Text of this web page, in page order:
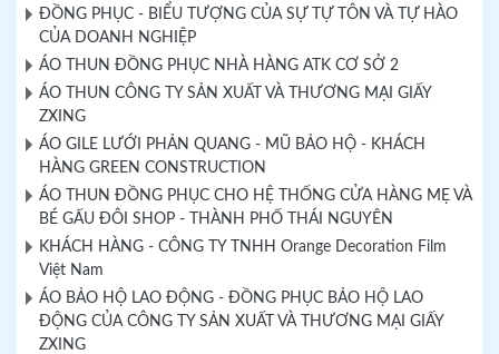
ĐỒNG PHỤC - BIỂU TƯỢNG CỦA SỰ TỰ TÔN VÀ TỰ HÀO
CỦA DOANH NGHIỆP
ÁO THUN ĐỒNG PHỤC NHÀ HÀNG ATK CƠ SỞ 2
ÁO THUN CÔNG TY SẢN XUẤT VÀ THƯƠNG MẠI GIẤY
ZXING
ÁO GILE LƯỚI PHẢN QUANG - MŨ BẢO HỘ - KHÁCH
HÀNG GREEN CONSTRUCTION
ÁO THUN ĐỒNG PHỤC CHO HỆ THỐNG CỬA HÀNG MẸ VÀ
BÉ GẤU ĐÔI SHOP - THÀNH PHỐ THÁI NGUYÊN
KHÁCH HÀNG - CÔNG TY TNHH Orange Decoration Film
Việt Nam
ÁO BẢO HỘ LAO ĐỘNG - ĐỒNG PHỤC BẢO HỘ LAO
ĐỘNG CỦA CÔNG TY SẢN XUẤT VÀ THƯƠNG MẠI GIẤY
ZXING